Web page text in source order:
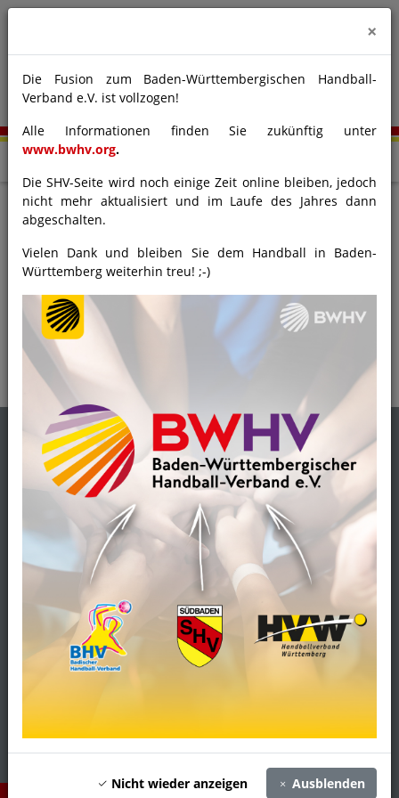
Vereine Bezirk Rastatt
Bezirk Rastatt
Anschrift
Südbadischer Handballverband e.V. (SHV)
Rehlingstr. 17
Email:
info(@)hv-suedb.de
Tel: 0761 / 88 14 144
Öffnungszeiten
Telefonische Erreichbarkeit und Öffnungszeiten:
Freitag 08.30 Uhr - 12.00 Uhr
Impressum, Datenschutz, Urheberrechte
Kontakt
×
Die Fusion zum Baden-Württembergischen Handball-
Verband e.V. ist vollzogen!
Alle Informationen finden Sie zukünftig unter
www.bwhv.org.
Die SHV-Seite wird noch einige Zeit online bleiben, jedoch
nicht mehr aktualisiert und im Laufe des Jahres dann
abgeschalten.
Vielen Dank und bleiben Sie dem Handball in Baden-
Württemberg weiterhin treu! ;-)
Nicht wieder anzeigen Ausblenden